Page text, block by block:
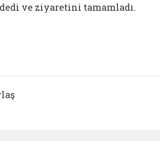
dedi ve ziyaretini tamamladı.